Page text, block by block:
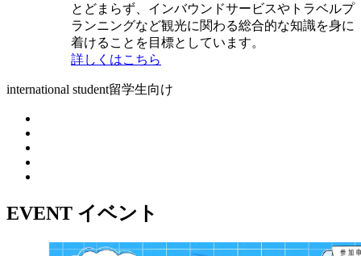
とどまらず、インバウンドサービスやトラベルプ
ランニングなど観光に関わる総合的な知識を身に
着けることを目標としています。
詳しくはこちら
international student留学生向け
EVENT イベント